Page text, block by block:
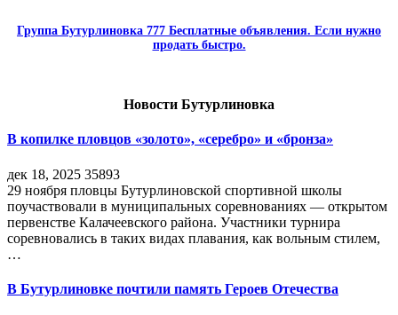
Группа Бутурлиновка 777 Бесплатные объявления. Если нужно
продать быстро.
Новости Бутурлиновка
В копилке пловцов «золото», «серебро» и «бронза»
дек 18, 2025 35893
29 ноября пловцы Бутурлиновской спортивной школы
поучаствовали в муниципальных соревнованиях — открытом
первенстве Калачеевского района. Участники турнира
соревновались в таких видах плавания, как вольным стилем,
…
В Бутурлиновке почтили память Героев Отечества